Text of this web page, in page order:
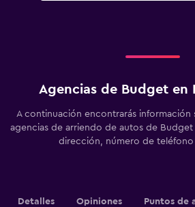
Agencias de Budget en
A continuación encontrarás información
agencias de arriendo de autos de Budget
dirección, número de
Detalles Opiniones Puntos de